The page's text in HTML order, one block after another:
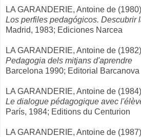
LA GARANDERIE, Antoine de (1980)
Los perfiles pedagógicos. Descubrir
Madrid, 1983; Ediciones Narcea
LA GARANDERIE, Antoine de (1982)
Pedagogia dels mitjans d'aprendre
Barcelona 1990; Editorial Barcanova
LA GARANDERIE, Antoine de (1984)
Le dialogue pédagogique avec
París, 1984; Editions du Centurion
LA GARANDERIE, Antoine de (1987)